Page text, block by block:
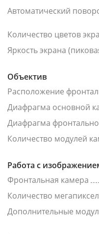
Автоматический
Количество цветов
Яркость экрана
Объектив
Расположение
Диафрагма основной
Диафрагма
Количество модулей
Работа с
Фронтальная камера
Количество
Дополнительные